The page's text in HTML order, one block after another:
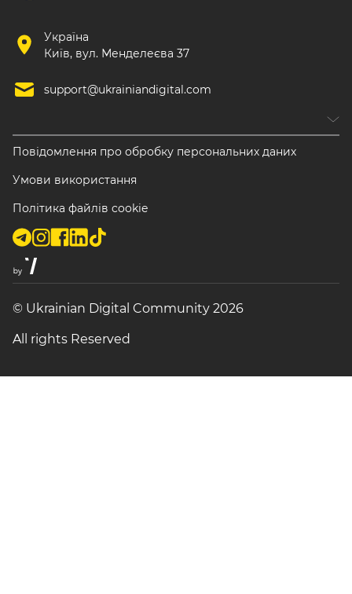
Україна
Київ, вул. Менделеєва 37
support@ukrainiandigital.com
Повідомлення про обробку персональних даних
Умови використання
Політика файлів cookie
© Ukrainian Digital Community 2026
All rights Reserved